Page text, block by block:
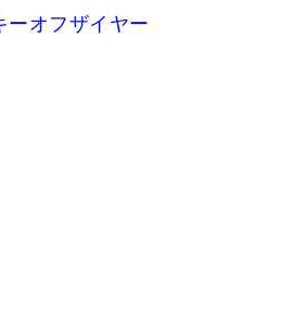
ーオフザイヤー